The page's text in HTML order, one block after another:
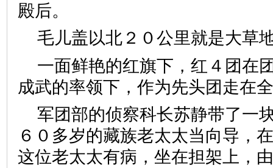
殿后。
毛儿盖以北２０公里就是大草
一面鲜艳的红旗下，红４团在
成武的率领下，作为先头团走在
军团部的侦察科长苏静带了一
６０多岁的藏族老太太当向导，
这位老太太有病，坐在担架上，